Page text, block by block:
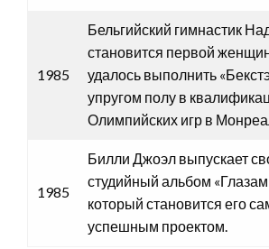
1985
Бельгийский гимнастик
становится первой
удалось выполнить
упругом полу в
Олимпийских игр в
1985
Билли Джоэл выпускает
студийный альбом
который становится его
успешным проектом.